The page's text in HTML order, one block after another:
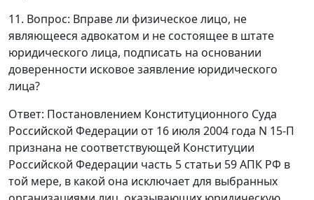
11. Вопрос: Вправе ли физическое лицо, не
являющееся адвокатом и не состоящее в штате
юридического лица, подписать на основании
доверенности исковое заявление юридического
лица?
Ответ: Постановлением Конституционного Суда
Российской Федерации от 16 июля 2004 года N 15-П
признана не соответствующей Конституции
Российской Федерации часть 5 статьи 59АПК РФ в
той мере, в какой она исключает для выбранных